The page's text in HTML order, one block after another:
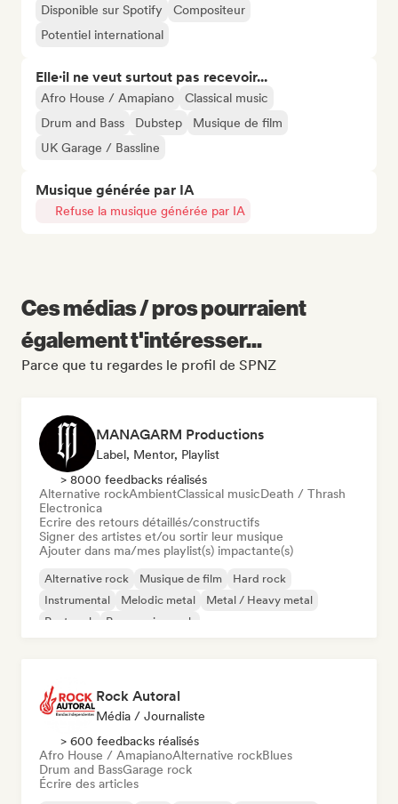
Disponible sur Spotify
Compositeur
Potentiel international
Elle·il ne veut surtout pas recevoir...
Afro House / Amapiano
Classical music
Drum and Bass
Dubstep
Musique de film
UK Garage / Bassline
Musique générée par IA
Refuse la musique générée par IA
Ces médias / pros pourraient
également t'intéresser...
Parce que tu regardes le profil de SPNZ
MANAGARM Productions
Label, Mentor, Playlist
> 8000 feedbacks réalisés
Alternative rockAmbientClassical musicDeath / Thrash
Electronica
Ecrire des retours détaillés/constructifs
Signer des artistes et/ou sortir leur musique
Ajouter dans ma/mes playlist(s) impactante(s)
Alternative rock Musique de film
Hard rock
Instrumental
Melodic metal
Metal / Heavy metal
Post rock
Progressive rock
Rock Autoral
Média / Journaliste
> 600 feedbacks réalisés
Afro House / AmapianoAlternative rockBlues
Drum and BassGarage rock
Écrire des articles